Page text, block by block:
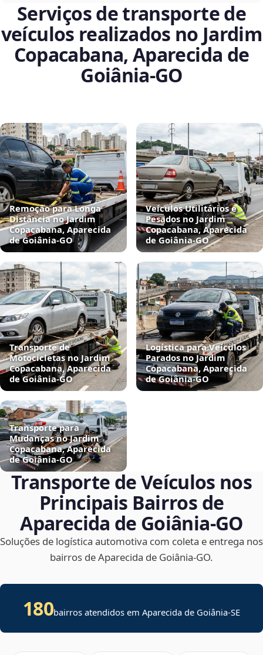
Serviços de transporte de
veículos realizados no Jardim
Copacabana, Aparecida de
Goiânia‑GO
Remoção para Longa
Distância no Jardim
Copacabana, Aparecida
de Goiânia‑GO
Veículos Utilitários e
Pesados no Jardim
Copacabana, Aparecida
de Goiânia‑GO
Transporte de
Motocicletas no Jardim
Copacabana, Aparecida
de Goiânia‑GO
Logística para Veículos
Parados no Jardim
Copacabana, Aparecida
de Goiânia‑GO
Transporte para
Mudanças no Jardim
Copacabana, Aparecida
de Goiânia‑GO
Transporte de Veículos nos
Principais Bairros de
Aparecida de Goiânia‑GO
Soluções de logística automotiva com coleta e entrega nos
bairros de Aparecida de Goiânia‑GO.
180bairros atendidos emAparecida de Goiânia-SE